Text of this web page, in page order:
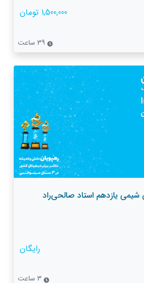
1,500,000 تومان
شیمی یازدهم استاد صالحی‌راد
رایگان